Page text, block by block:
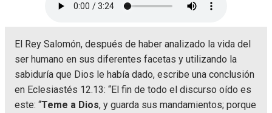
El Rey Salomón, después de haber analizado la vida del
ser humano en sus diferentes facetas y utilizando la
sabiduría que Dios le había dado, escribe una conclusión
en Eclesiastés 12.13: “El fin de todo el discurso oído es
este: “Teme a Dios, y guarda sus mandamientos; porque